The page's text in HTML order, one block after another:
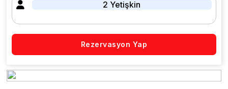
2 Yetişkin
Rezervasyon Yap